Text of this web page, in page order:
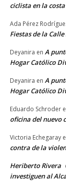
ciclista en la
Ada Pérez
Fiestas de la
Deyanira en A
Hogar Católico
Deyanira en A
Hogar Católico
Eduardo Schroder
oficina del nuevo
Victoria Echegaray
contra de la
Heriberto Rivera
investiguen al